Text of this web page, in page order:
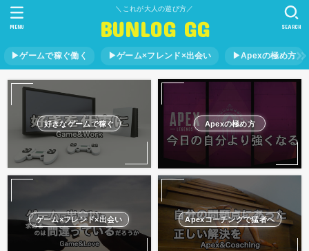
＼これが大人の遊び方／
BUNLOG GG
▶︎ゲームで稼ぐ働く ▶︎ゲーム×フレンド×出会い ▶︎Apexの極め方
SEARCH
MENU
好きなゲームで稼ぐ Apexの極め方
ゲーム×フレンド×出会い Apexコーチングで猛者へ